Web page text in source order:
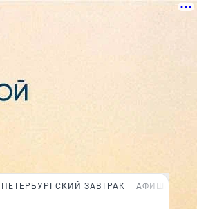
ПЕТЕРБУРГСКИЙ ЗАВТРАК АФИША PLUS